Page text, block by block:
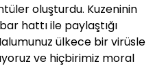
oluşturdu. Kuzeninin
hattı ile paylaştığı
ülkece bir virüsle
ve hiçbirimiz moral